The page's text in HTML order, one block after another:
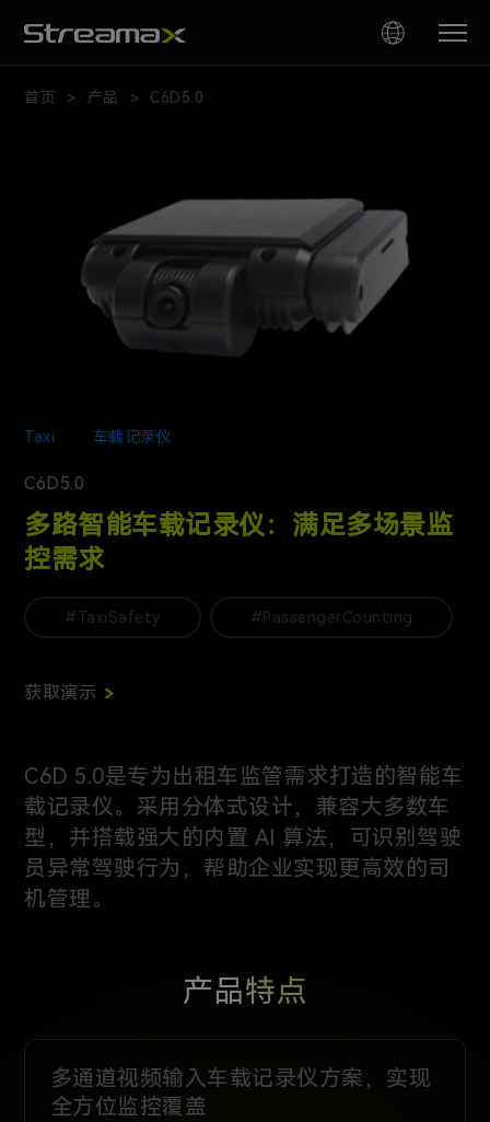
首页 > 产品 > C6D5.0
Taxi 车载记录仪
C6D5.0
多路智能车载记录仪：满足多场景监
控需求
#TaxiSafety #PassengerCounting
获取演示
C6D 5.0是专为出租车监管需求打造的智能车
载记录仪。采用分体式设计，兼容大多数车
型，并搭载强大的内置 AI 算法，可识别驾驶
员异常驾驶行为，帮助企业实现更高效的司
机管理。
产品特点
多通道视频输入车载记录仪方案，实现
全方位监控覆盖